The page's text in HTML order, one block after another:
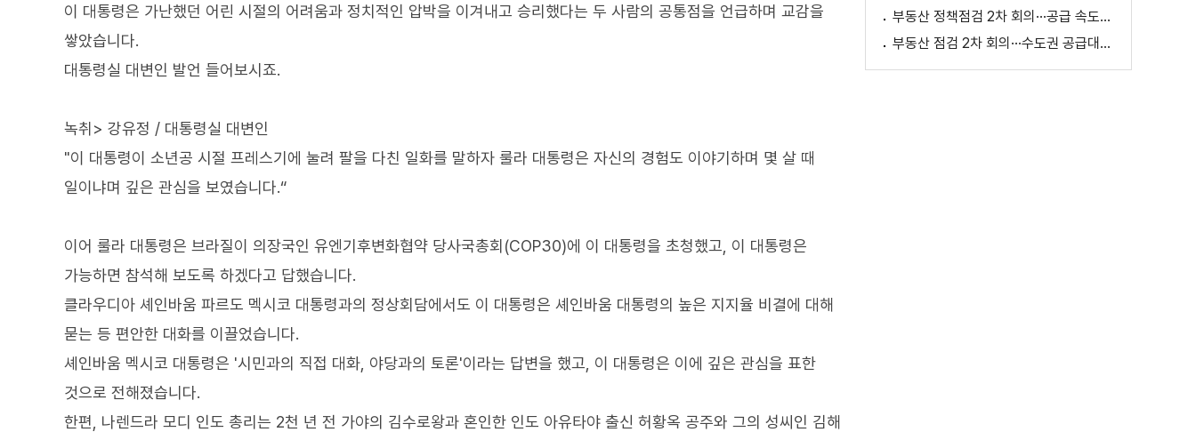
이 대통령은 가난했던 어린 시절의 어려움과 정치적인 압박을 이겨내고 승리했다는 두 사람의 공통점을 언급하며 교감을
쌓았습니다.
대통령실 대변인 발언 들어보시죠.
녹취> 강유정 / 대통령실 대변인
"이 대통령이 소년공 시절 프레스기에 눌려 팔을 다친 일화를 말하자 룰라 대통령은 자신의 경험도 이야기하며 몇 살 때
일이냐며 깊은 관심을 보였습니다.“
이어 룰라 대통령은 브라질이 의장국인 유엔기후변화협약 당사국총회(COP30)에 이 대통령을 초청했고, 이 대통령은
가능하면 참석해 보도록 하겠다고 답했습니다.
클라우디아 셰인바움 파르도 멕시코 대통령과의 정상회담에서도 이 대통령은 셰인바움 대통령의 높은 지지율 비결에 대해
묻는 등 편안한 대화를 이끌었습니다.
셰인바움 멕시코 대통령은 '시민과의 직접 대화, 야당과의 토론'이라는 답변을 했고, 이 대통령은 이에 깊은 관심을 표한
것으로 전해졌습니다.
한편, 나렌드라 모디 인도 총리는 2천 년 전 가야의 김수로왕과 혼인한 인도 아유타야 출신 허황옥 공주와 그의 성씨인 김해
부동산 정책점검 2차 회의···공급 속도전 본격화하나
부동산 점검 2차 회의···수도권 공급대책 논의